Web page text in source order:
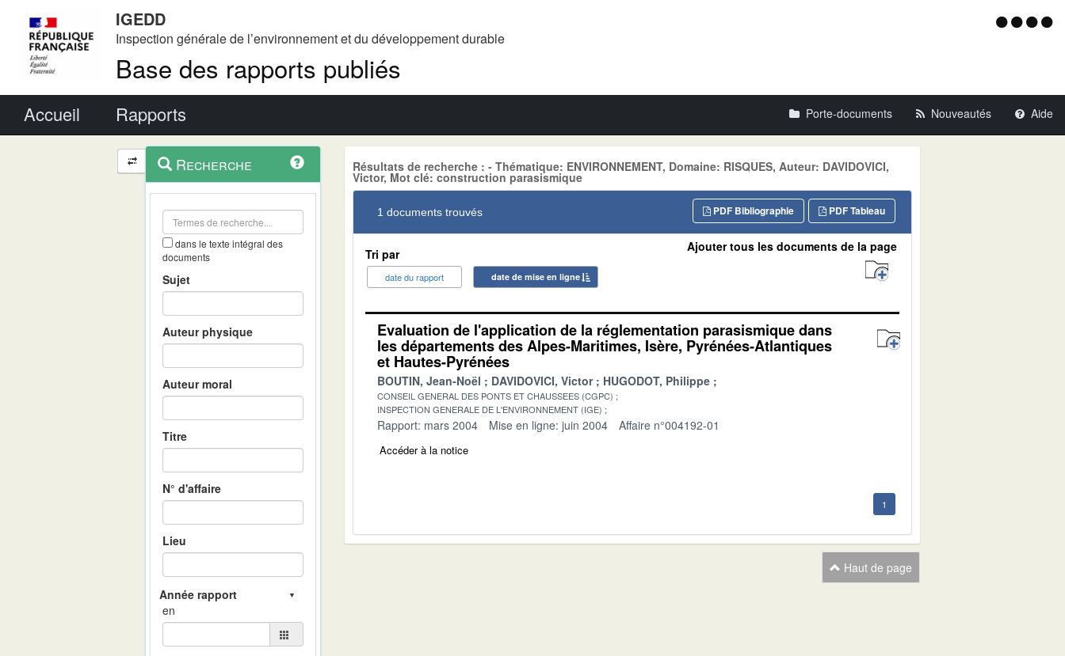
IGEDD
Inspection générale de l’environnement et du développement durable
Base des rapports publiés
Menu
Accueil Rapports Porte-documents Nouveautés Aide
Navigation
et
outils
contextuel
Recherche
dans le texte intégral des
documents
Sujet
Auteur physique
Auteur moral
Titre
N° d'affaire
Lieu
en
Résultats de recherche : - Thématique: ENVIRONNEMENT, Domaine: RISQUES, Auteur: DAVIDOVICI,
Victor, Mot clé: construction parasismique
1 documents trouvés PDF Tableau
PDF Bibliographie
Tri par
date du rapport date de mise en ligne
Ajouter tous les documents de la page
Evaluation de l'application de la réglementation parasismique dans
les départements des Alpes-Maritimes, Isère, Pyrénées-Atlantiques
et Hautes-Pyrénées
BOUTIN, Jean-Noël DAVIDOVICI, Victor HUGODOT, Philippe
CONSEIL GENERAL DES PONTS ET CHAUSSEES (CGPC)
INSPECTION GENERALE DE L'ENVIRONNEMENT (IGE)
Rapport: mars 2004 Mise en ligne: juin 2004 Affaire n°004192-01
Accéder à la notice
1
Haut de page